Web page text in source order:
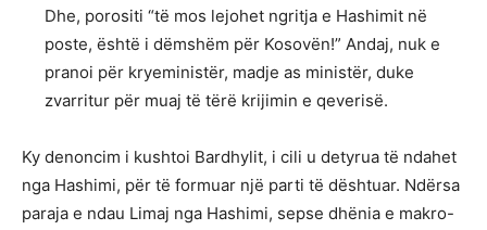
Dhe, porositi “të mos lejohet ngritja e Hashimit në
poste, është i dëmshëm për Kosovën!” Andaj, nuk e
pranoi për kryeministër, madje as ministër, duke
zvarritur për muaj të tërë krijimin e qeverisë.
Ky denoncim i kushtoi Bardhylit, i cili u detyrua të ndahet
nga Hashimi, për të formuar një parti të dështuar. Ndërsa
paraja e ndau Limaj nga Hashimi, sepse dhënia e makro-